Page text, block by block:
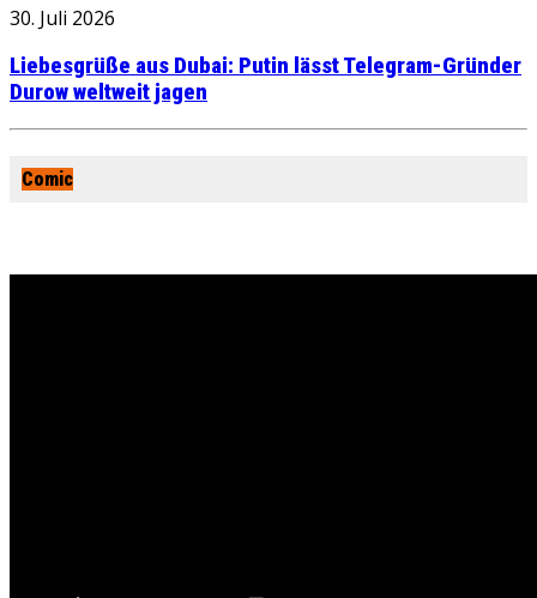
30. Juli 2026
Liebesgrüße aus Dubai: Putin lässt Telegram-Gründer
Durow weltweit jagen
Comic